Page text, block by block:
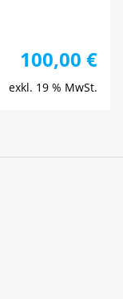
100,00 €
exkl. 19 % MwSt.